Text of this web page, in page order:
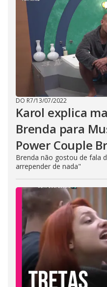
DO R7/13/07/2022
Karol explica
Brenda para
Power Couple
Brenda não gostou de fala
arrepender de nada"